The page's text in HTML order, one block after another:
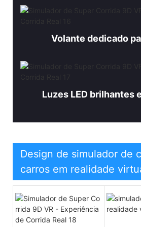
Volante dedicado
Luzes LED brilhantes
Design de simulador de
carros em realidade